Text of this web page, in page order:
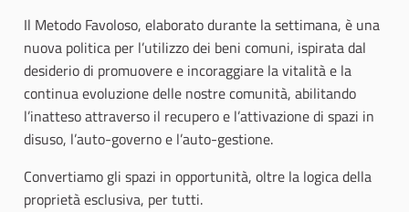
Il Metodo Favoloso, elaborato durante la settimana, è una
nuova politica per l’utilizzo dei beni comuni, ispirata dal
desiderio di promuovere e incoraggiare la vitalità e la
continua evoluzione delle nostre comunità, abilitando
l’inatteso attraverso il recupero e l’attivazione di spazi in
disuso, l’auto-governo e l’auto-gestione.
Convertiamo gli spazi in opportunità, oltre la logica della
proprietà esclusiva, per tutti.